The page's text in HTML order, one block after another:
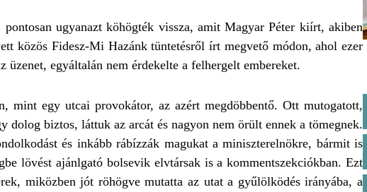
ugyanazt köhögték vissza, amit Magyar Péter kiírt, akiben
közös Fidesz-Mi Hazánk tüntetésről írt megvető módon, ahol ezer
egyáltalán nem érdekelte a felhergelt embereket.
mint egy utcai provokátor, az azért megdöbbentő. Ott mutogatott,
dolog biztos, láttuk az arcát és nagyon nem örült ennek a tömegnek.
és inkább rábízzák magukat a miniszterelnökre, bármit is
lövést ajánlgató bolsevik elvtársak is a kommentszekciókban. Ezt
miközben jót röhögve mutatta az utat a gyűlölködés irányába, a